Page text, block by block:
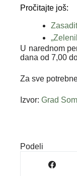
Pročitajte još:
U narednom
dana od 7,00
Za sve
Izvor: Grad
Podeli